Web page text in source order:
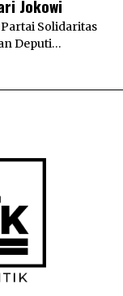
Jokowi
Solidaritas
Deputi…